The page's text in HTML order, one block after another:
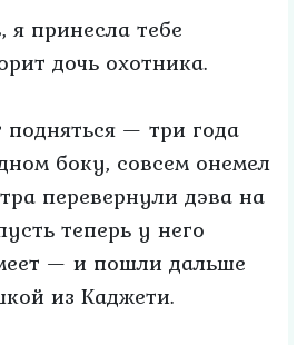
я принесла тебе
дочь охотника.
— три года
боку, совсем онемел
перевернули дэва на
теперь у него
— и пошли дальше
из Каджети.